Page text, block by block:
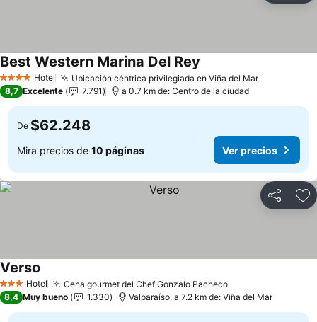
4 EstrellasHotel Ubicación céntrica privilegiada en Viña del Mar
Best Western Marina Del Rey
8,7 Excelente 7.791 a 0.7 km de: Centro de la ciudad
De $62.248
Mira precios de 10 páginas Ver precios
Compartir
3 Estrellas
Hotel Cena gourmet del Chef Gonzalo Pacheco
Verso
8,4 Muy bueno 1.330 Valparaíso, a 7.2 km de: Viña del Mar